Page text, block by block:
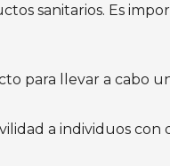
sanitarios. Es
para llevar a cabo
a individuos